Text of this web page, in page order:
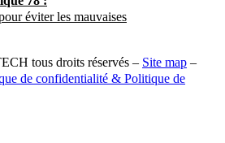
éviter les mauvaises
tous droits réservés – Site map –
de confidentialité & Politique de